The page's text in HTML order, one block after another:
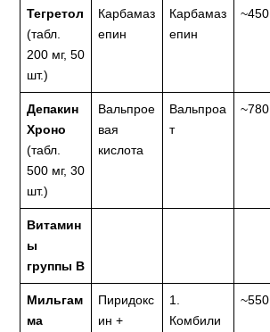
Тегретол
(табл.
200 мг, 50
шт.)
Карбамаз
епин
Карбамаз
епин
~450
Депакин
Хроно
(табл.
500 мг, 30
шт.)
Вальпрое
вая
кислота
Вальпроа
т
~780
Витамин
ы
группы B
Мильгам
ма
Пиридокс
ин +
1.
Комбили
~550